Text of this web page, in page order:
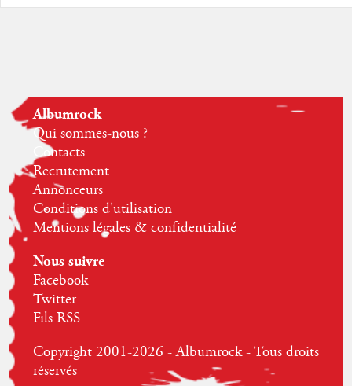
Albumrock
Qui sommes-nous ?
Contacts
Recrutement
Annonceurs
Conditions d'utilisation
Mentions légales & confidentialité
Nous suivre
Facebook
Twitter
Fils RSS
Copyright 2001-2026 - Albumrock - Tous droits
réservés